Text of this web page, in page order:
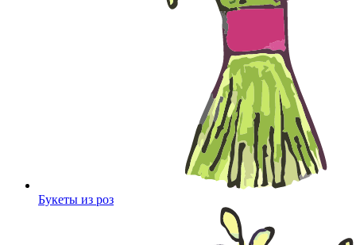
Букеты из роз